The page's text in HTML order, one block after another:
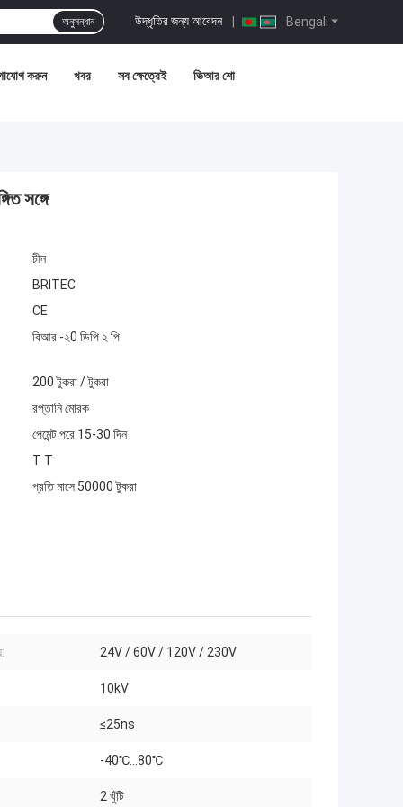
Bengali
উদ্ধৃতির জন্য আবেদন |
অনুসন্ধান
করুন খবর সব ক্ষেত্রেই ভিআর শো
সঙ্গে
চীন
BRITEC
CE
বিআর -২0 ডিপি ২ পি
200 টুকরা / টুকরা
রপ্তানি মোরক
পেমেন্ট পরে 15-30 দিন
T T
প্রতি মাসে 50000 টুকরা
24V / 60V / 120V / 230V
10kV
≤25ns
-40℃...80℃
2 খুঁটি